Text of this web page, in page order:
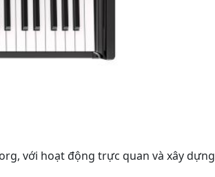
với hoạt động trực quan và xây dựng